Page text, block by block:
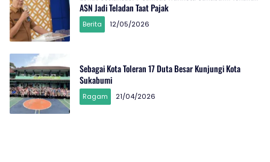
ASN Jadi Teladan Taat Pajak
Berita 12/05/2026
Sebagai Kota Toleran 17 Duta Besar Kunjungi Kota
Sukabumi
Ragam 21/04/2026